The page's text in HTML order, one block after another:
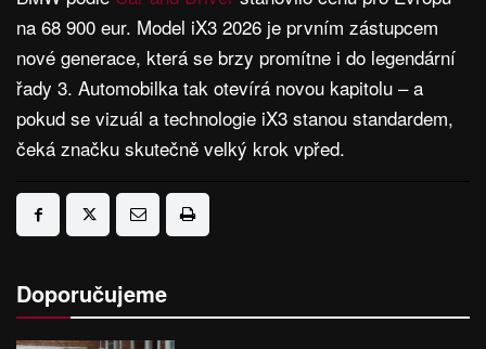
na 68 900 eur. Model iX3 2026 je prvním zástupcem
nové generace, která se brzy promítne i do legendární
řady 3. Automobilka tak otevírá novou kapitolu – a
pokud se vizuál a technologie iX3 stanou standardem,
čeká značku skutečně velký krok vpřed.
Doporučujeme